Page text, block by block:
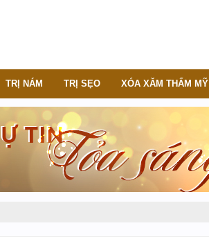
TRỊ NÁM TRỊ SẸO XÓA XĂM THẨM MỸ